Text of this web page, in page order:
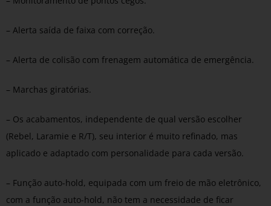
– Alerta saída de faixa com correção.
– Alerta de colisão com frenagem automática de emergência.
– Marchas giratórias.
– Os acabamentos, independente de qual versão escolher
(Rebel, Laramie e R/T), seu interior é muito refinado, mas
aplicado e adaptado com personalidade para cada versão.
– Função auto-hold, equipada com um freio de mão eletrônico,
com a função auto-hold, não tem a necessidade de ficar